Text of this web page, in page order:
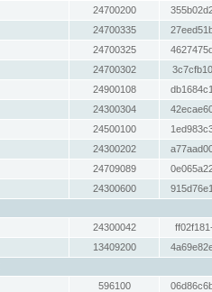
24700200
24700335
24700325
24700302
24900108
24300304
24500100
24300202
24709089
24300600
24300042
13409200
596100